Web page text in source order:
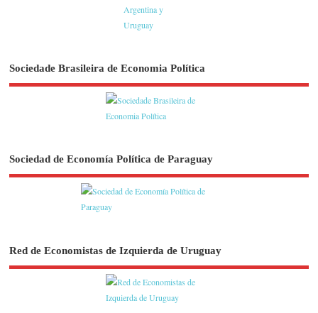
Sociedade Brasileira de Economia Política
Sociedad de Economía Política de Paraguay
Red de Economistas de Izquierda de Uruguay